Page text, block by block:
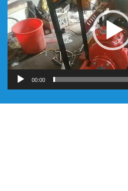
Video
00:00